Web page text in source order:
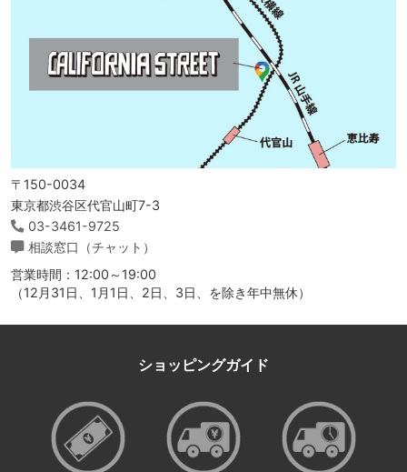
〒150-0034
東京都渋谷区代官山町7-3
03-3461-9725
相談窓口（チャット）
営業時間：12:00～19:00
（12月31日、1月1日、2日、3日、を除き年中無休）
ショッピングガイド